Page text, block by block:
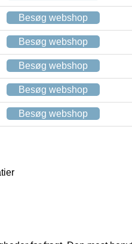
Besøg webshop
Besøg webshop
Besøg webshop
Besøg webshop
Besøg webshop